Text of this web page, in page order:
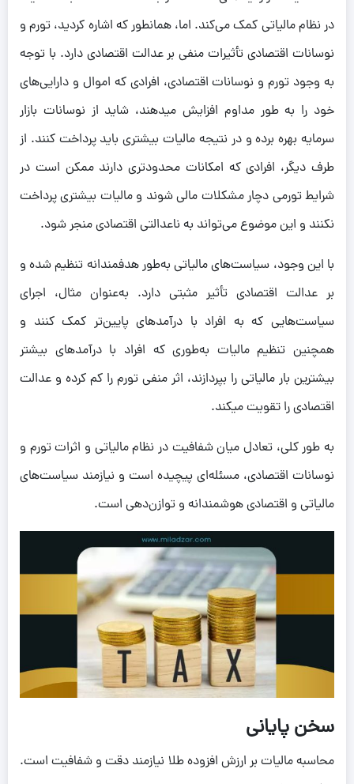
در نظام مالیاتی کمک می‌کند. اما، همانطور که اشاره کردید، تورم و
نوسانات اقتصادی تأثیرات منفی بر عدالت اقتصادی دارد. با توجه
به وجود تورم و نوسانات اقتصادی، افرادی که اموال و دارایی‌های
خود را به طور مداوم افزایش میدهند، شاید از نوسانات بازار
سرمایه بهره برده و در نتیجه مالیات بیشتری باید پرداخت کنند. از
طرف دیگر، افرادی که امکانات محدودتری دارند ممکن است در
شرایط تورمی دچار مشکلات مالی شوند و مالیات بیشتری پرداخت
نکنند و این موضوع می‌تواند به ناعدالتی اقتصادی منجر شود.
با این وجود، سیاست‌های مالیاتی به‌طور هدفمندانه تنظیم شده و
بر عدالت اقتصادی تأثیر مثبتی دارد. به‌عنوان مثال، اجرای
سیاست‌هایی که به افراد با درآمدهای پایین‌تر کمک کنند و
همچنین تنظیم مالیات به‌طوری که افراد با درآمدهای بیشتر
بیشترین بار مالیاتی را بپردازند، اثر منفی تورم را کم کرده و عدالت
اقتصادی را تقویت میکند.
به طور کلی، تعادل میان شفافیت در نظام مالیاتی و اثرات تورم و
نوسانات اقتصادی، مسئله‌ای پیچیده است و نیازمند سیاست‌های
مالیاتی و اقتصادی هوشمندانه و توازن‌دهی است.
سخن پایانی
محاسبه مالیات بر ارزش افزوده طلا نیازمند دقت و شفافیت است.